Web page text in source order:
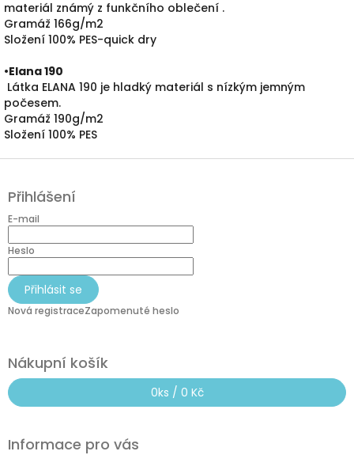
materiál známý z funkčního oblečení .
Gramáž 166g/m2
Složení 100% PES-quick dry
•Elana 190
Látka ELANA 190 je hladký materiál s nízkým jemným
počesem.
Gramáž 190g/m2
Složení 100% PES
Z
p
a
Přihlášení
E-mail
Heslo
Přihlásit se
Nová registraceZapomenuté heslo
Nákupní košík
0ks / 0 Kč
Informace pro vás